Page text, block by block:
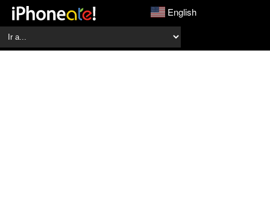
English